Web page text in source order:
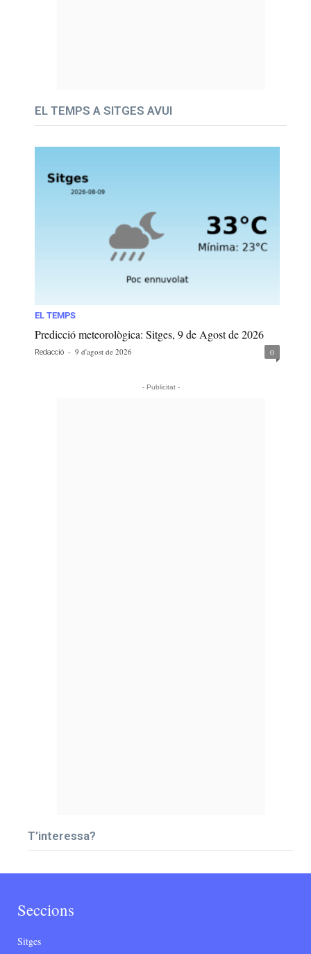
EL TEMPS A SITGES AVUI
EL TEMPS
Predicció meteorològica: Sitges, 9 de Agost de 2026
Redacció - 9 d'agost de 2026 0
- Publicitat -
T’interessa?
Seccions
Sitges